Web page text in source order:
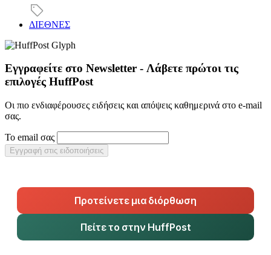
ΔΙΕΘΝΕΣ
Εγγραφείτε στο Newsletter - Λάβετε πρώτοι τις
επιλογές HuffPost
Οι πιο ενδιαφέρουσες ειδήσεις και απόψεις καθημερινά στο e-mail
σας.
Το email σας
Εγγραφή στις ειδοποιήσεις
Προτείνετε μια διόρθωση
Πείτε το στην HuffPost